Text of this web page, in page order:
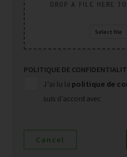
DROP A FILE HERE
Select file
POLITIQUE DE
J'ai lu la politique de
suis d'accord avec